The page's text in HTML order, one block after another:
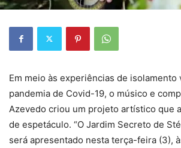
Em meio às experiências de isolamento
pandemia de Covid-19, o músico e
Azevedo criou um projeto artístico que
de espetáculo. “O Jardim Secreto de
será apresentado nesta terça-feira (3),